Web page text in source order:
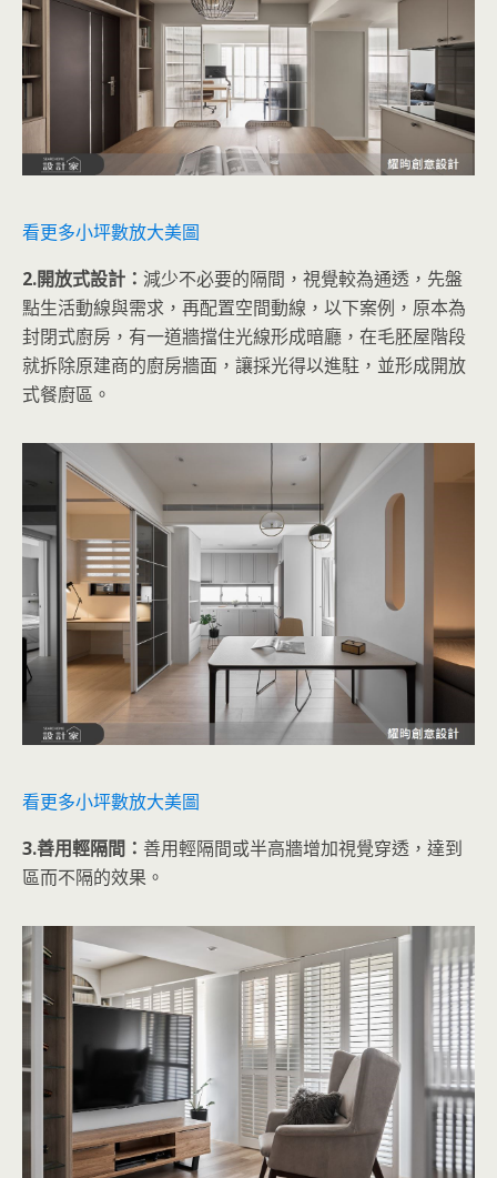
看更多小坪數放大美圖
2.開放式設計： 減少不必要的隔間，視覺較為通透，先盤
點生活動線與需求，再配置空間動線，以下案例，原本為
封閉式廚房，有一道牆擋住光線形成暗廳，在毛胚屋階段
就拆除原建商的廚房牆面，讓採光得以進駐，並形成開放
式餐廚區。
看更多小坪數放大美圖
3.善用輕隔間： 善用輕隔間或半高牆增加視覺穿透，達到
區而不隔的效果。